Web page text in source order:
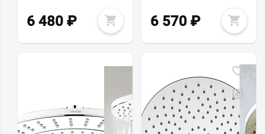
6 480 ₽ 6 570 ₽